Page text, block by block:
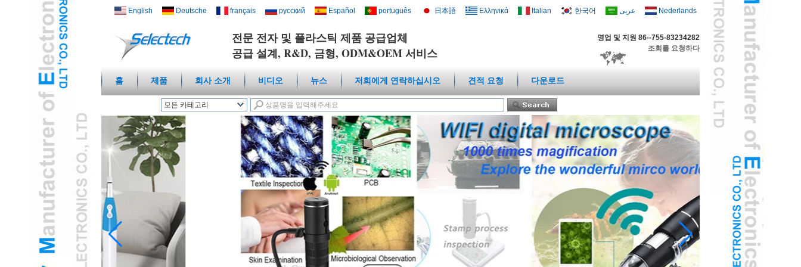
전문 전자 및 플라스틱 제품 공급업체
공급 설계, R&D, 금형, ODM&OEM 서비스
영업 및 지원 86--755-83234282
조회를 요청하다
English Deutsche français русский Español português 日本語 Ελληνικά Italian 한국어 عربى Nederlands
홈 제품 회사 소개 비디오 뉴스 저희에게 연락하십시오 견적 요청 다운로드
모든 카테고리
무선 스마트 홈L
USB 충전기 및 네트워크
L
멀티 미디어 / 월 플레이
트L
디지털 현미경 / 내시경L
여행 어댑터L
USB3.0 허브L
건강 / 화장품 캠 & 아이
템L